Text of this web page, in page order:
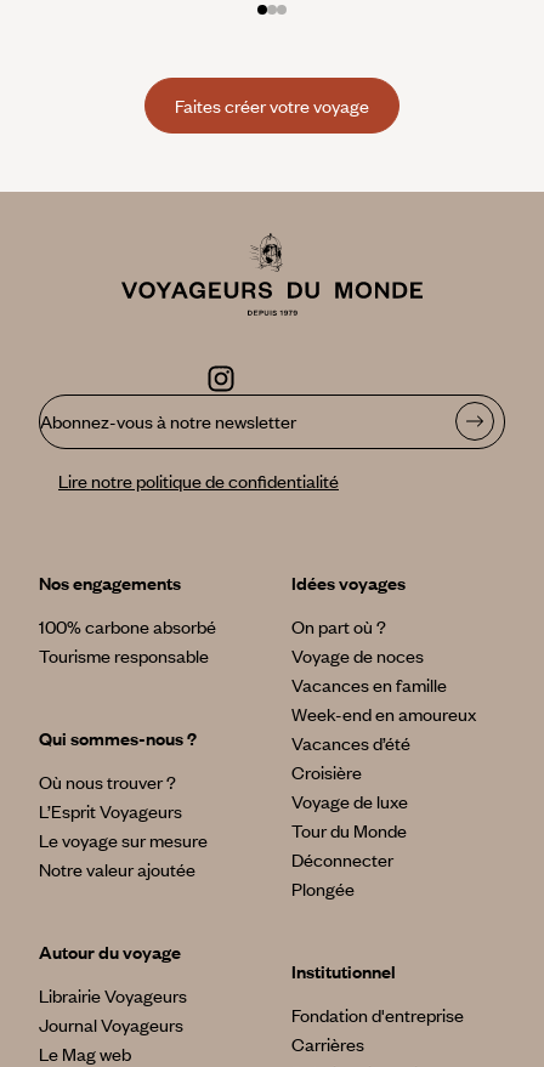
Faites créer votre voyage
Abonnez-vous à notre newsletter
Lire notre politique de confidentialité
Nos engagements
100% carbone absorbé
Tourisme responsable
Qui sommes-nous ?
Où nous trouver ?
L’Esprit Voyageurs
Le voyage sur mesure
Notre valeur ajoutée
Autour du voyage
Librairie Voyageurs
Journal Voyageurs
Le Mag web
Idées voyages
On part où ?
Voyage de noces
Vacances en famille
Week-end en amoureux
Vacances d’été
Croisière
Voyage de luxe
Tour du Monde
Déconnecter
Plongée
Institutionnel
Fondation d'entreprise
Carrières